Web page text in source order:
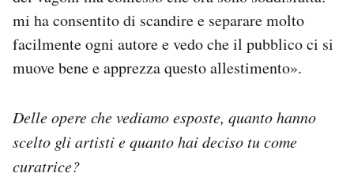
mi ha consentito di scandire e separare molto
facilmente ogni autore e vedo che il pubblico ci si
muove bene e apprezza questo allestimento».
Delle opere che vediamo esposte, quanto hanno
scelto gli artisti e quanto hai deciso tu come
curatrice?